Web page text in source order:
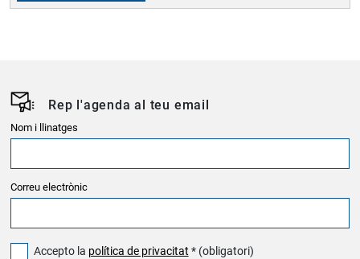
Rep l'agenda al teu email
Nom i llinatges
Correu electrònic
Accepto la política de privacitat * (obligatori)